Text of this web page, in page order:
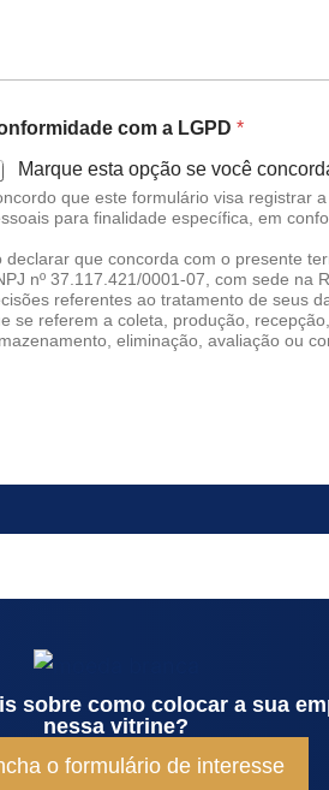
com a LGPD *
Marque esta opção se você
que este formulário visa registrar
para finalidade específica, em
declarar que concorda com o presente
nº 37.117.421/0001-07, com sede na
referentes ao tratamento de seus
se referem a coleta, produção,
eliminação, avaliação ou
sobre como colocar a sua
nessa vitrine?
o formulário de interesse